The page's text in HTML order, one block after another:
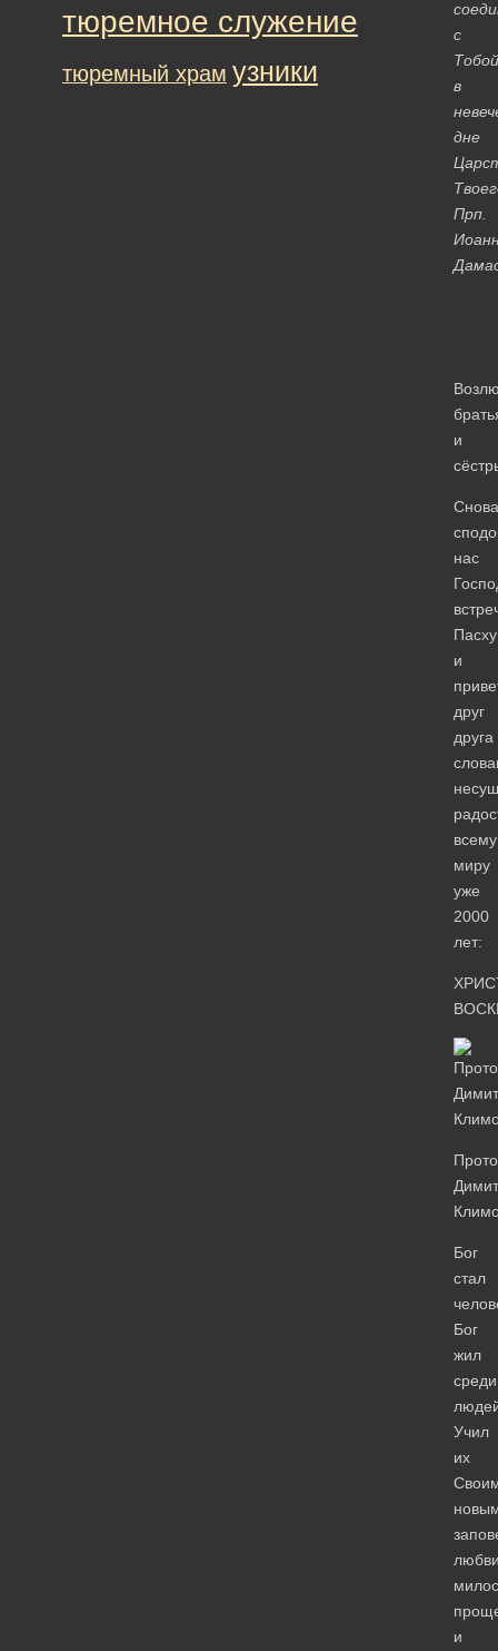
с
Тобой
в
дне
Прп.
и
Снова
нас
Пасху
и
друг
друга
всему
миру
уже
2000
лет:
Бог
стал
Бог
жил
среди
Учил
их
и
тюремное служение
тюремный храм узники